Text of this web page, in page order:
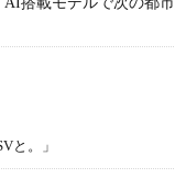
と。」